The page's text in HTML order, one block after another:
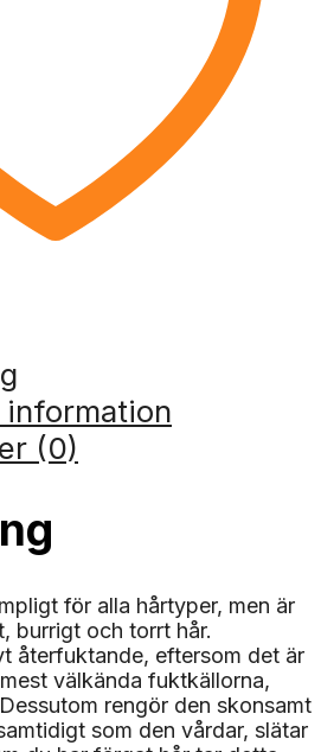
(0)
för alla hårtyper, men är
burrigt och torrt hår.
återfuktande, eftersom det är
välkända fuktkällorna,
rengör den skonsamt
som den vårdar, slätar